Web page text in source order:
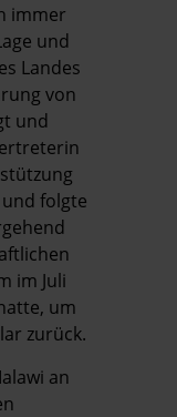
immer
und
Landes
von
und
folgte
im Juli
um
zurück.
an